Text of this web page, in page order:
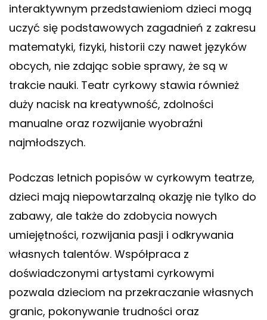
interaktywnym przedstawieniom dzieci mogą
uczyć się podstawowych zagadnień z zakresu
matematyki, fizyki, historii czy nawet języków
obcych, nie zdając sobie sprawy, że są w
trakcie nauki. Teatr cyrkowy stawia również
duży nacisk na kreatywność, zdolności
manualne oraz rozwijanie wyobraźni
najmłodszych.
Podczas letnich popisów w cyrkowym teatrze,
dzieci mają niepowtarzalną okazję nie tylko do
zabawy, ale także do zdobycia nowych
umiejętności, rozwijania pasji i odkrywania
własnych talentów. Współpraca z
doświadczonymi artystami cyrkowymi
pozwala dzieciom na przekraczanie własnych
granic, pokonywanie trudności oraz